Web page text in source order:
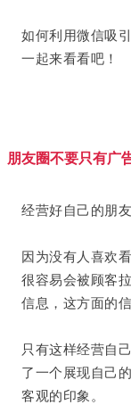
如何利用微信吸
一起来看看吧！
朋友圈不要只有广
经营好自己的朋
因为没有人喜欢
很容易会被顾客拉
信息，这方面的
只有这样经营自
了一个展现自己
客观的印象。